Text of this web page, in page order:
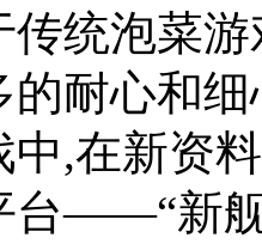
传统泡菜
的耐心和
中,在新资
台——“新